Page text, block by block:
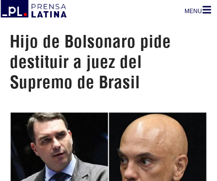
MENU
Hijo de Bolsonaro pide
destituir a juez del
Supremo de Brasil